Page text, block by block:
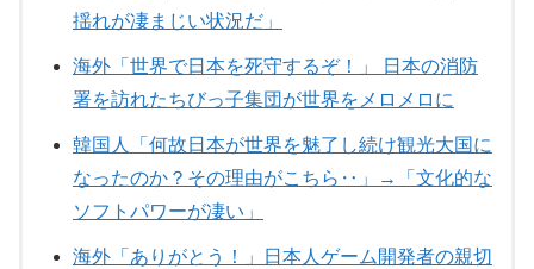
揺れが凄まじい状況だ」
海外「世界で日本を死守するぞ！」 日本の消防
署を訪れたちびっ子集団が世界をメロメロに
韓国人「何故日本が世界を魅了し続け観光大国に
なったのか？その理由がこちら‥」→「文化的な
ソフトパワーが凄い」
海外「ありがとう！」日本人ゲーム開発者の親切